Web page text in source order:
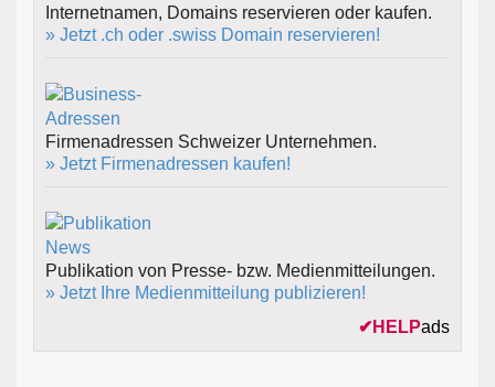
Internetnamen, Domains reservieren oder kaufen.
» Jetzt .ch oder .swiss Domain reservieren!
Firmenadressen Schweizer Unternehmen.
» Jetzt Firmenadressen kaufen!
Publikation von Presse- bzw. Medienmitteilungen.
» Jetzt Ihre Medienmitteilung publizieren!
✔ HELPads